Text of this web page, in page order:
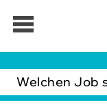
Jobbörse